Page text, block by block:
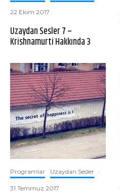
22 Ekim 2017
Uzaydan Sesler 7 –
Krishnamurti Hakkında 3
Programlar Uzaydan Sesler ·
31 Temmuz 2017